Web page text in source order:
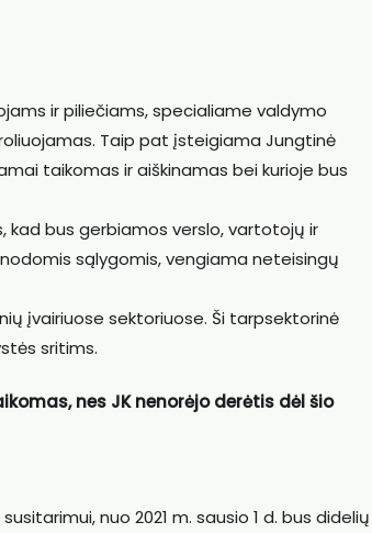
ir piliečiams, specialiame valdymo
Taip pat įsteigiama Jungtinė
taikomas ir aiškinamas bei kurioje bus
kad bus gerbiamos verslo, vartotojų ir
sąlygomis, vengiama neteisingų
įvairiuose sektoriuose. Ši tarpsektorinė
sritims.
nes JK nenorėjo derėtis dėl šio
nuo 2021 m. sausio 1 d. bus didelių